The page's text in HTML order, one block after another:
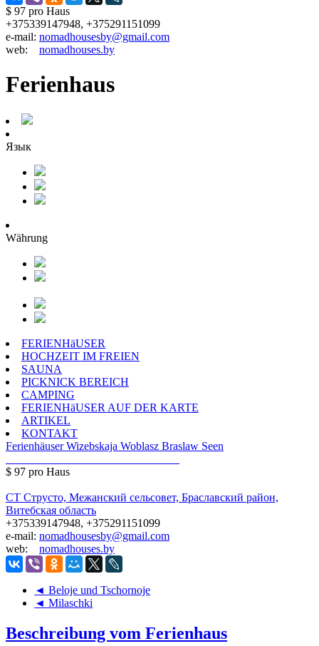
$ 97 pro Haus
+375339147948, +375291151099
e-mail: nomadhousesby@gmail.com
web: nomadhouses.by
Ferienhaus
Язык
Währung
FERIENHäUSER
HOCHZEIT IM FREIEN
SAUNA
PICKNICK BEREICH
CAMPING
FERIENHäUSER AUF DER KARTE
ARTIKEL
KONTAKT
Ferienhäuser Wizebskaja Woblasz Braslaw Seen
$ 97 pro Haus
СТ Струсто, Межанский сельсовет, Браславский район,
Витебская область
+375339147948, +375291151099
e-mail: nomadhousesby@gmail.com
web: nomadhouses.by
◄ Beloje und Tschornoje
◄ Milaschki
Beschreibung vom Ferienhaus